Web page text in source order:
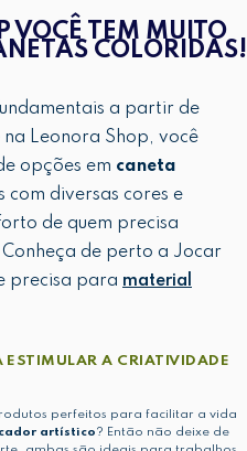
VOCÊ TEM MUITO
COLORIDAS!
a partir de
Leonora Shop, você
opções em caneta
com diversas cores e
de quem precisa
de perto a Jocar
precisa para material
A CRIATIVIDADE
perfeitos para facilitar a vida
artístico? Então não deixe de